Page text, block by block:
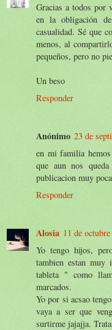
Gracias a todos por
en la obligación
casualidad. Sé que
menos, al
pequeños, pero no
Un beso
Responder
Anónimo 23 de
en mi familia
que aun nos
publicacion muy
Responder
Alosia 11 de
Yo tengo hijos,
tambien estan
tableta " como
marcados.
Yo por si acsao
vaya a ser que
surtirme jajajja.